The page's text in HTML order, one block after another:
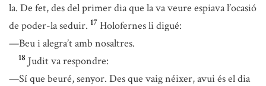
la. De fet, des del primer dia que la va veure espiava l’ocasió
de poder-la seduir. 17 Holofernes li digué:
—Beu i alegra’t amb nosaltres.
18 Judit va respondre:
—Sí que beuré, senyor. Des que vaig néixer, avui és el dia